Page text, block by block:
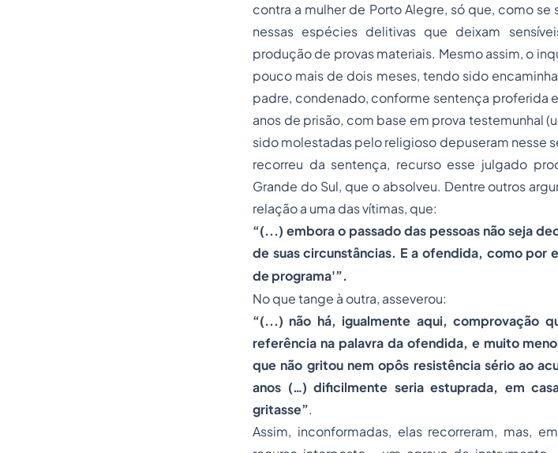
contra a mulher de Porto Alegre, só que, como
nessas espécies delitivas que deixam
produção de provas materiais. Mesmo assim, o
pouco mais de dois meses, tendo sido
padre, condenado, conforme sentença proferida
anos de prisão, com base em prova testemunhal
sido molestadas pelo religioso depuseram nesse
recorreu da sentença, recurso esse julgado
Grande do Sul, que o absolveu. Dentre outros
relação a uma das vítimas, que:
“(...) embora o passado das pessoas não seja
de suas circunstâncias. E a ofendida, como
de programa'”.
No que tange à outra, asseverou:
“(...) não há, igualmente aqui, comprovação
referência na palavra da ofendida, e muito
que não gritou nem opôs resistência sério ao
anos (…) dificilmente seria estuprada, em
gritasse”.
Assim, inconformadas, elas recorreram, mas,